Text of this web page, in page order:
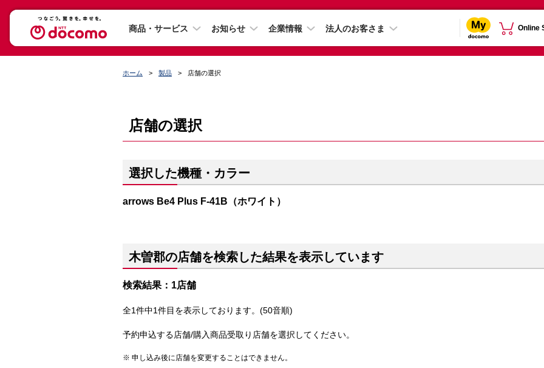
商品・サービス お知らせ 企業情報 法人のお客さま Online
ホーム 製品 店舗の選択
店舗の選択
選択した機種・カラー
arrows Be4 Plus F-41B（ホワイト）
木曽郡の店舗を検索した結果を表示しています
検索結果：1店舗
全1件中1件目を表示しております。(50音順)
予約申込する店舗/購入商品受取り店舗を選択してください。
申し込み後に店舗を変更することはできません。